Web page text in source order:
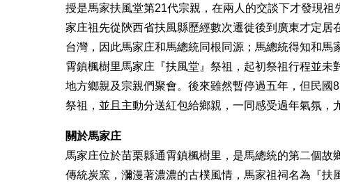
授是馬家扶風堂第21代宗親，在兩人的交談下才發現
家庄祖先從陝西省扶風縣歷經數次遷徙後到廣東才定
台灣，因此馬家庄和馬總統同根同源；馬總統得知和
霄鎮楓樹里馬家庄『扶風堂』祭祖，起初祭祖行程並
地方鄉親及宗親們聚會。後來雖然暫停過五年，但民國
祭祖，並且主動分送紅包給鄉親，一同感受過年氣氛，
關於馬家庄
馬家庄位於苗栗縣通霄鎮楓樹里，是馬總統的第二個
傳統炭窯，瀰漫著濃濃的古樸風情，馬家祖祠名為『